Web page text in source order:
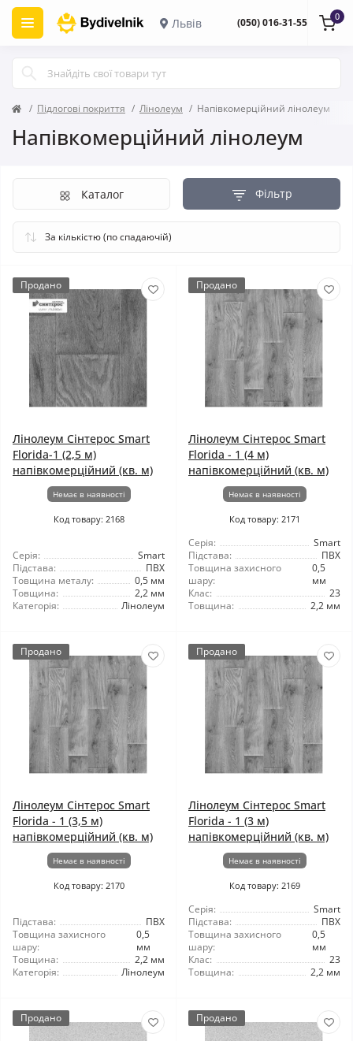
Львів (050) 016-31-55 0
Підлогові покриття Лінолеум Напівкомерційний лінолеум
Напівкомерційний лінолеум
Фільтр
Каталог
Продано
Лінолеум Сінтерос Smart
Florida-1 (2,5 м)
напівкомерційний (кв. м)
Немає в наявності
Код товару: 2168
Серія:
Smart
Підстава:
ПВХ
Товщина металу:
0,5 мм
Товщина:
2,2 мм
Категорія:
Лінолеум
Продано
Лінолеум Сінтерос Smart
Florida - 1 (4 м)
напівкомерційний (кв. м)
Немає в наявності
Код товару: 2171
Серія:
Smart
Підстава:
ПВХ
Товщина захисного
шару:
0,5
мм
Клас:
23
Товщина:
2,2 мм
Продано
Лінолеум Сінтерос Smart
Florida - 1 (3,5 м)
напівкомерційний (кв. м)
Немає в наявності
Код товару: 2170
Підстава:
ПВХ
Товщина захисного
шару:
0,5
мм
Товщина:
2,2 мм
Категорія:
Лінолеум
Продано
Лінолеум Сінтерос Smart
Florida - 1 (3 м)
напівкомерційний (кв. м)
Немає в наявності
Код товару: 2169
Серія:
Smart
Підстава:
ПВХ
Товщина захисного
шару:
0,5
мм
Клас:
23
Товщина:
2,2 мм
Продано Продано